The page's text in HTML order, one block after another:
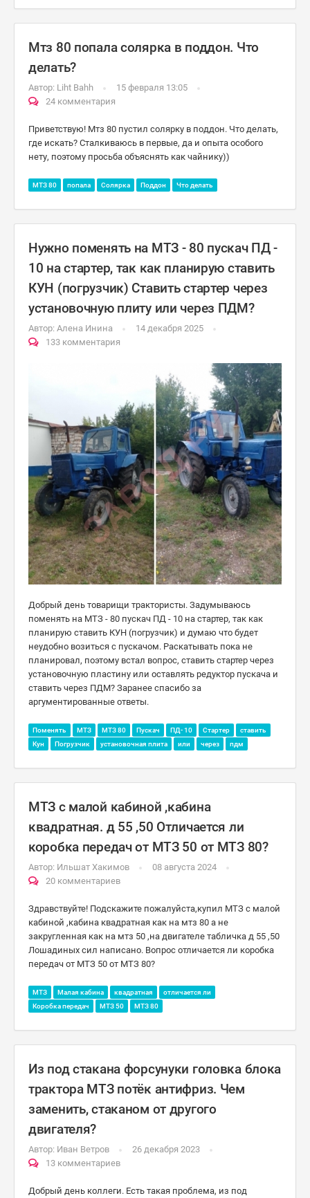
Мтз 80 попала солярка в поддон. Что
делать?
Автор: Liht Bahh
15 февраля 13:05
24 комментария
Приветствую! Мтз 80 пустил солярку в поддон. Что делать,
где искать? Сталкиваюсь в первые, да и опыта особого
нету, поэтому просьба объяснять как чайнику))
МТЗ 80 попала Солярка Поддон Что делать
Нужно поменять на МТЗ - 80 пускач ПД -
10 на стартер, так как планирую ставить
КУН (погрузчик) Ставить стартер через
установочную плиту или через ПДМ?
Автор: Алена Инина
14 декабря 2025
133 комментария
Добрый день товарищи трактористы. Задумываюсь
поменять на МТЗ - 80 пускач ПД - 10 на стартер, так как
планирую ставить КУН (погрузчик) и думаю что будет
неудобно возиться с пускачом. Раскатывать пока не
планировал, поэтому встал вопрос, ставить стартер через
установочную пластину или оставлять редуктор пускача и
ставить через ПДМ? Заранее спасибо за
аргументированные ответы.
Поменять МТЗ МТЗ 80 Пускач ПД- 10 Стартер
ставить
Кун
Погрузчик установочная плита или через пдм
МТЗ с малой кабиной ,кабина
квадратная. д 55 ,50 Отличается ли
коробка передач от МТЗ 50 от МТЗ 80?
Автор: Ильшат Хакимов
08 августа 2024
20 комментариев
Здравствуйте! Подскажите пожалуйста,купил МТЗ с малой
кабиной ,кабина квадратная как на мтз 80 а не
закругленная как на мтз 50 ,на двигателе табличка д 55 ,50
Лошадиных сил написано. Вопрос отличается ли коробка
передач от МТЗ 50 от МТЗ 80?
МТЗ Малая кабина квадратная
отличается ли
Коробка передач
МТЗ 50 МТЗ 80
Из под стакана форсунуки головка блока
трактора МТЗ потёк антифриз. Чем
заменить, стаканом от другого
двигателя?
Автор: Иван Ветров
26 декабря 2023
13 комментариев
Добрый день коллеги. Есть такая проблема, из под